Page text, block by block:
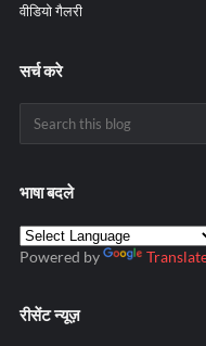
वीडियो गैलरी
सर्च करे
भाषा बदले
Powered by
रीसेंट न्यूज़